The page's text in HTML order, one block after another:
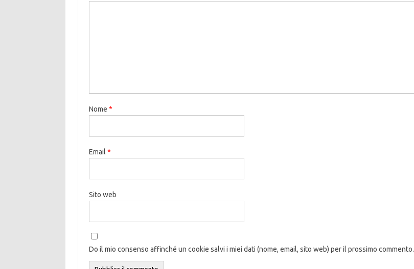
Nome *
Email *
Sito web
Do il mio consenso affinché un cookie salvi i miei dati (nome, email, sito web) per il prossimo commento.